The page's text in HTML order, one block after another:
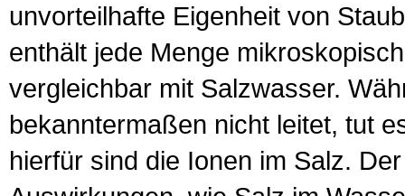
unvorteilhafte Eigenheit von
enthält jede Menge
vergleichbar mit Salzwasser.
bekanntermaßen nicht leitet, tut
hierfür sind die Ionen im Salz.